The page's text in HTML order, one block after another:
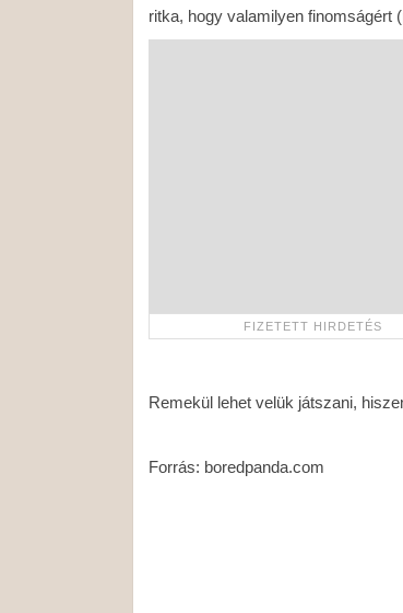
ritka, hogy valamilyen finomságért
Remekül lehet velük játszani,
Forrás: boredpanda.com